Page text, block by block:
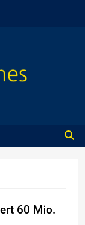
60 Mio.